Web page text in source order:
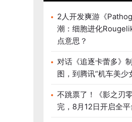
2人开发爽游《
潮：细胞进化
点意思？
对话《追逐卡蕾多》
图，到腾讯“机车美少
不跳票了！《影之刃
完，8月12日开启全平